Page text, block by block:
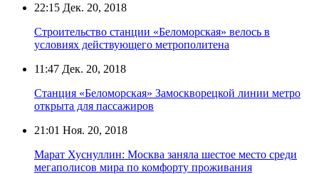
22:15 Дек. 20, 2018
Строительство станции «Беломорская» велось в
условиях действующего метрополитена
11:47 Дек. 20, 2018
Станция «Беломорская» Замоскворецкой линии метро
открыта для пассажиров
21:01 Ноя. 20, 2018
Марат Хуснуллин: Москва заняла шестое место среди
мегаполисов мира по комфорту проживания